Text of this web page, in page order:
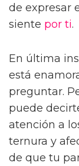
de expresar
siente por ti.
En última
está
preguntar.
puede
atención a
ternura y
de que tu